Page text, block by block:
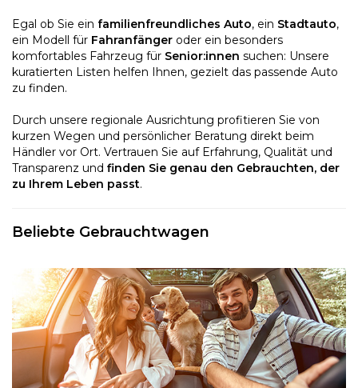
Egal ob Sie ein familienfreundliches Auto, ein Stadtauto,
ein Modell für Fahranfänger oder ein besonders
komfortables Fahrzeug für Senior:innen suchen: Unsere
kuratierten Listen helfen Ihnen, gezielt das passende Auto
zu finden.
Durch unsere regionale Ausrichtung profitieren Sie von
kurzen Wegen und persönlicher Beratung direkt beim
Händler vor Ort. Vertrauen Sie auf Erfahrung, Qualität und
Transparenz und finden Sie genau den Gebrauchten, der
zu Ihrem Leben passt.
Beliebte Gebrauchtwagen